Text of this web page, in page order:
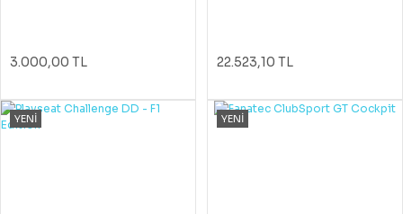
3.000,00 TL 22.523,10 TL
YENİ YENİ